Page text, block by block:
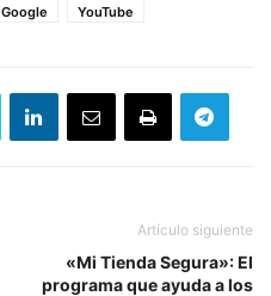
Google YouTube
Artículo siguiente
«Mi Tienda Segura»: El
programa que ayuda a los